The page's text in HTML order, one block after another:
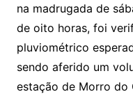
na madrugada de
de oito horas, foi
pluviométrico
sendo aferido um
estação de Morro do